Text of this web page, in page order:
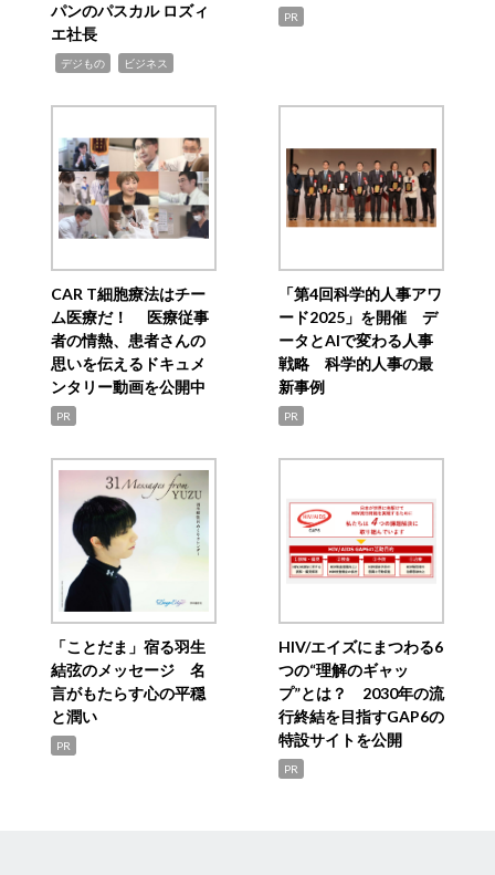
パンのパスカル ロズィ
エ社長
デジもの ビジネス
PR
CAR T細胞療法はチー
ム医療だ！ 医療従事
者の情熱、患者さんの
思いを伝えるドキュメ
ンタリー動画を公開中
PR
「第4回科学的人事アワ
ード2025」を開催 デ
ータとAIで変わる人事
戦略 科学的人事の最
新事例
PR
「ことだま」宿る羽生
結弦のメッセージ 名
言がもたらす心の平穏
と潤い
PR
HIV/エイズにまつわる6
つの“理解のギャッ
プ”とは？ 2030年の流
行終結を目指すGAP6の
特設サイトを公開
PR